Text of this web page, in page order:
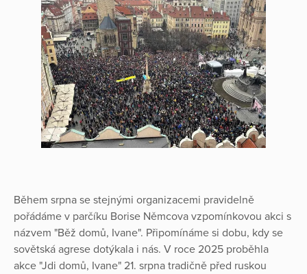
Během srpna se stejnými organizacemi pravidelně
pořádáme v parčíku Borise Němcova vzpomínkovou akci s
názvem "Běž domů, Ivane". Připomínáme si dobu, kdy se
sovětská agrese dotýkala i nás. V roce 2025 proběhla
akce "Jdi domů, Ivane" 21. srpna tradičně před ruskou